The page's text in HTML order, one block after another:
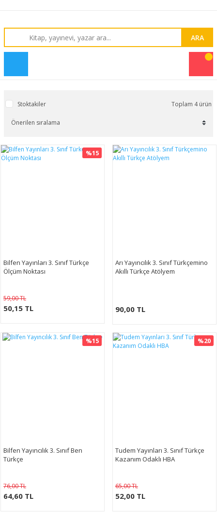
ARA
Stoktakiler Toplam 4 ürün
%15
Bilfen Yayınları 3. Sınıf Türkçe
Ölçüm Noktası
59,00 TL
50,15 TL
Arı Yayıncılık 3. Sınıf Türkçemino
Akıllı Türkçe Atölyem
90,00 TL
%15
Bilfen Yayıncılık 3. Sınıf Ben
Türkçe
76,00 TL
64,60 TL
%20
Tudem Yayınları 3. Sınıf Türkçe
Kazanım Odaklı HBA
65,00 TL
52,00 TL